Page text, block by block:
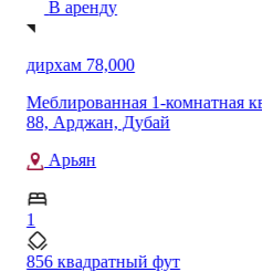
в аренду в здании
Сдается в
квартира в
601